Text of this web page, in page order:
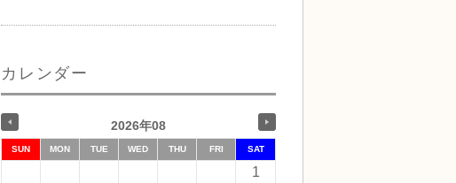
カレンダー
2026年08
SUN MON TUE WED THU FRI SAT
1